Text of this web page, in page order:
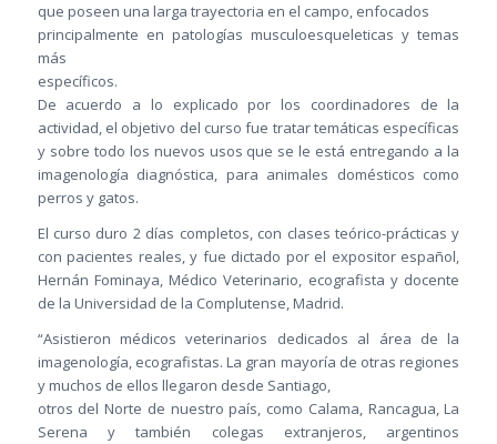
que poseen una larga trayectoria en el campo, enfocados
principalmente en patologías musculoesqueleticas y temas
más
específicos.
De acuerdo a lo explicado por los coordinadores de la
actividad, el objetivo del curso fue tratar temáticas específicas
y sobre todo los nuevos usos que se le está entregando a la
imagenología diagnóstica, para animales domésticos como
perros y gatos.
El curso duro 2 días completos, con clases teórico-prácticas y
con pacientes reales, y fue dictado por el expositor español,
Hernán Fominaya, Médico Veterinario, ecografista y docente
de la Universidad de la Complutense, Madrid.
“Asistieron médicos veterinarios dedicados al área de la
imagenología, ecografistas. La gran mayoría de otras regiones
y muchos de ellos llegaron desde Santiago,
otros del Norte de nuestro país, como Calama, Rancagua, La
Serena y también colegas extranjeros, argentinos